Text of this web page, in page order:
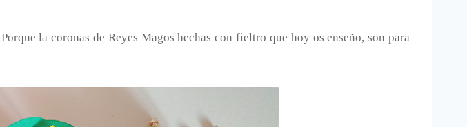
la coronas de Reyes Magos hechas con fieltro que hoy os enseño, son para